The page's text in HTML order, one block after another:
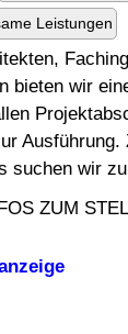
Leistungen
bieten wir
Ausführung.
suchen wir
ZUM